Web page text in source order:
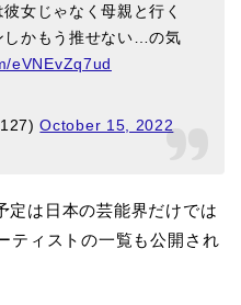
女じゃなく母親と行く
しかもう推せない…の気
eVNEvZq7ud
October 15, 2022
定は日本の芸能界だけでは
ティストの一覧も公開され